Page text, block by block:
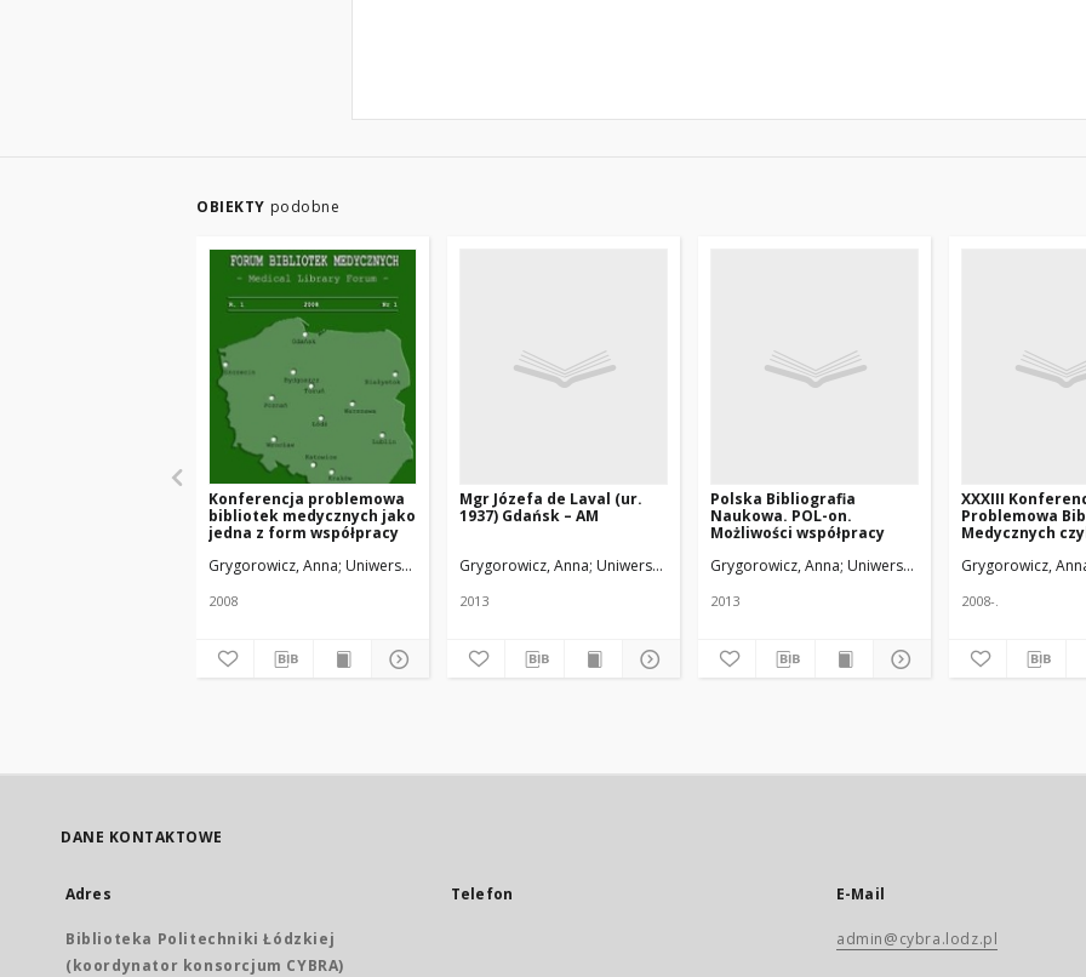
OBIEKTY podobne
Konferencja problemowa
bibliotek medycznych jako
jedna z form współpracy
Grygorowicz, Anna Uniwersytet Medyczny w Łodzi
2008
Mgr Józefa de Laval (ur.
1937) Gdańsk – AM
Grygorowicz, Anna Uniwersytet Medyczny w Łodzi
2013
Polska Bibliografia
Naukowa. POL-on.
Możliwości współpracy
Grygorowicz, Anna Uniwersytet Medyczny w Łodzi
2013
XXXIII
Problemowa
Medycznych
Grygorowicz,
2008-.
DANE KONTAKTOWE
Adres
Biblioteka Politechniki Łódzkiej
(koordynator konsorcjum CYBRA)
Telefon E-Mail
admin@cybra.lodz.pl